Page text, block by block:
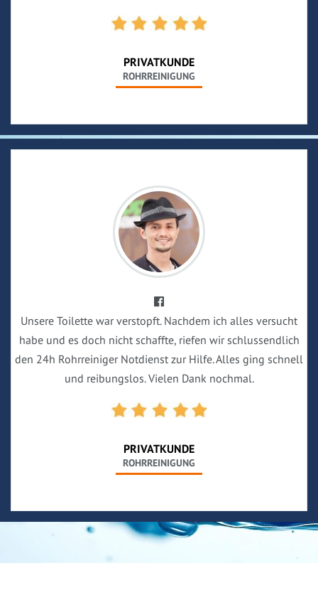
PRIVATKUNDE
ROHRREINIGUNG
Unsere Toilette war verstopft. Nachdem ich alles versucht
habe und es doch nicht schaffte, riefen wir schlussendlich
den 24h Rohrreiniger Notdienst zur Hilfe. Alles ging schnell
und reibungslos. Vielen Dank nochmal.
PRIVATKUNDE
ROHRREINIGUNG